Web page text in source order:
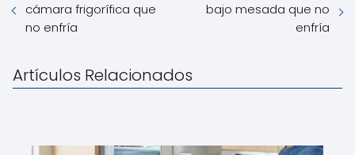
cámara frigorífica que
no enfría
bajo mesada que no
enfría
Artículos Relacionados